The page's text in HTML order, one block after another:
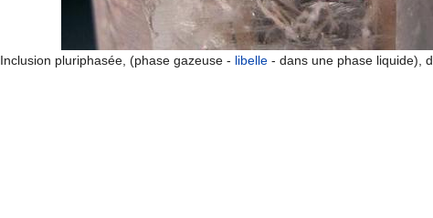
Inclusion pluriphasée, (phase gazeuse - libelle - dans une phase liquide),